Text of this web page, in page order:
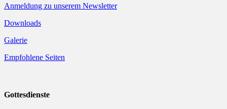
Anmeldung zu unserem Newsletter
Downloads
Galerie
Empfohlene Seiten
Gottesdienste